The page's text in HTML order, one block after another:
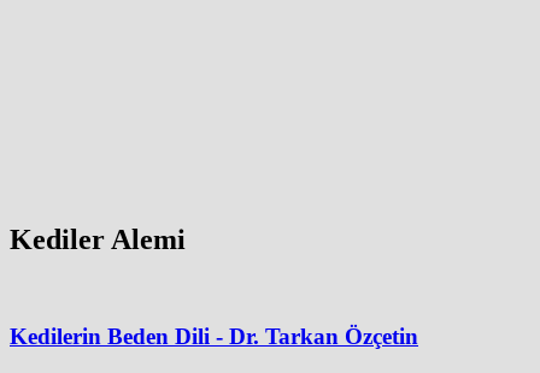
Kediler Alemi
Kedilerin Beden Dili - Dr. Tarkan Özçetin